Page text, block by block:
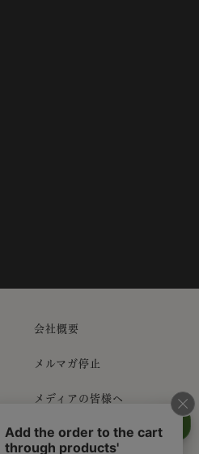
会社概要
メルマガ停止
メディアの皆様へ